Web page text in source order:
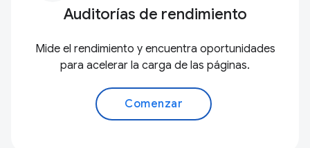
Auditorías de rendimiento
Mide el rendimiento y encuentra oportunidades
para acelerar la carga de las páginas.
Comenzar